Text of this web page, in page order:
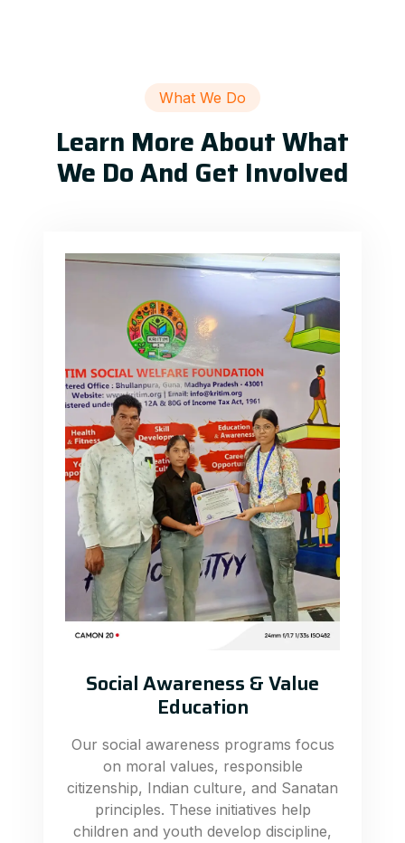
What We Do
Learn More About What
We Do And Get Involved
Social Awareness & Value
Education
Our social awareness programs focus
on moral values, responsible
citizenship, Indian culture, and Sanatan
principles. These initiatives help
children and youth develop discipline,